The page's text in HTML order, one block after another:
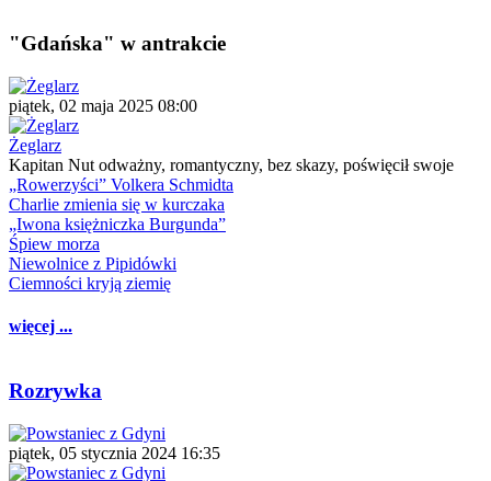
"Gdańska" w antrakcie
piątek, 02 maja 2025 08:00
Żeglarz
Kapitan Nut odważny, romantyczny, bez skazy, poświęcił swoje
„Rowerzyści” Volkera Schmidta
Charlie zmienia się w kurczaka
„Iwona księżniczka Burgunda”
Śpiew morza
Niewolnice z Pipidówki
Ciemności kryją ziemię
więcej ...
Rozrywka
piątek, 05 stycznia 2024 16:35